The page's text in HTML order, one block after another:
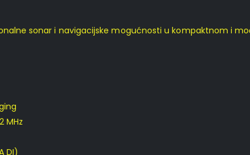
sonar i navigacijske mogućnosti u kompaktnom i
MHz
DI)